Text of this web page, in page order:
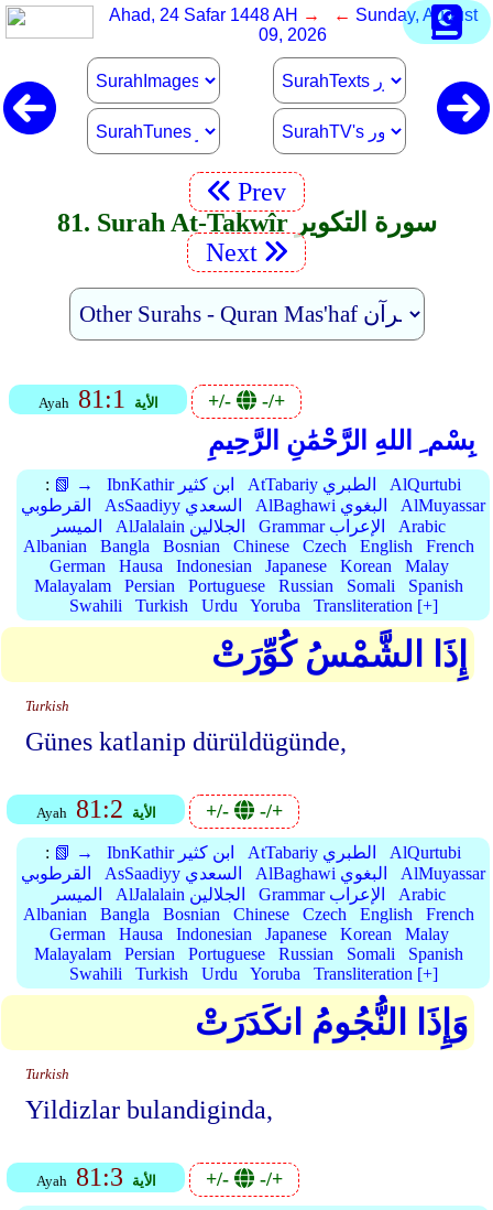
Ahad, 24 Safar 1448 AH → ← Sunday, August
09, 2026
Prev
81. Surah At-Takwîr سورة التكوير
Next
Ayah 81:1 الأية +/- -/+
بِسْم ِ اللهِ الرَّحْمَٰنِ الرَّحِيمِ
: 📗 → IbnKathir ابن كثير AtTabariy الطبري
AlQurtubi
القرطوبي
AsSaadiyy السعدي AlBaghawi البغوي
AlMuyassar
الميسر
AlJalalain الجلالين Grammar الإعراب
Arabic
Albanian
Bangla Bosnian Chinese Czech English
French
German
Hausa Indonesian Japanese Korean
Malay
Malayalam
Persian Portuguese Russian Somali
Spanish
Swahili
Turkish Urdu Yoruba Transliteration [+]
إِذَا الشَّمْسُ كُوِّرَتْ
Turkish
Günes katlanip dürüldügünde,
Ayah 81:2 الأية +/- -/+
: 📗 → IbnKathir ابن كثير AtTabariy الطبري
AlQurtubi
القرطوبي
AsSaadiyy السعدي AlBaghawi البغوي
AlMuyassar
الميسر
AlJalalain الجلالين Grammar الإعراب
Arabic
Albanian
Bangla Bosnian Chinese Czech English
French
German
Hausa Indonesian Japanese Korean
Malay
Malayalam
Persian Portuguese Russian Somali
Spanish
Swahili
Turkish Urdu Yoruba Transliteration [+]
وَإِذَا النُّجُومُ انكَدَرَتْ
Turkish
Yildizlar bulandiginda,
Ayah 81:3 الأية +/- -/+